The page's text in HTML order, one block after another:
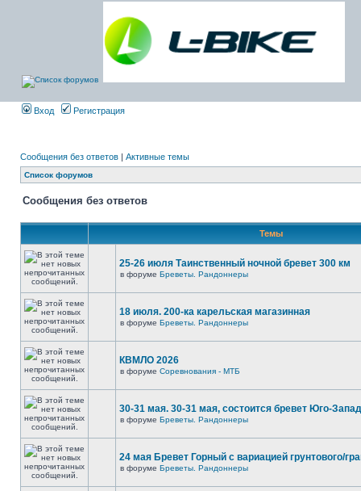
Вход Регистрация
Сообщения без ответов | Активные темы
Список форумов
Сообщения без ответов
Темы
25-26 июля Таинственный ночной бревет 300 км
в форуме Бреветы. Рандоннеры
18 июля. 200-ка карельская магазинная
в форуме Бреветы. Рандоннеры
КВМЛО 2026
в форуме Соревнования - МТБ
30-31 мая. 30-31 мая, состоится бревет Юго-
в форуме Бреветы. Рандоннеры
24 мая Бревет Горный с вариацией грунтового/
в форуме Бреветы. Рандоннеры